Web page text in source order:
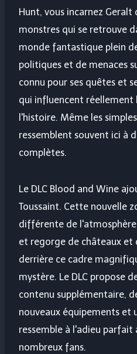
Hunt, vous incarnez Geralt
monstres qui se retrouve
monde fantastique plein
politiques et de menaces
connu pour ses quêtes et
qui influencent réellement
l'histoire. Même les
ressemblent souvent ici à
complètes.
Le DLC Blood and Wine
Toussaint. Cette nouvelle
différente de
et regorge de châteaux et
derrière ce cadre
mystère. Le DLC propose
contenu supplémentaire,
nouveaux équipements et
ressemble à l'adieu parfait
nombreux fans.